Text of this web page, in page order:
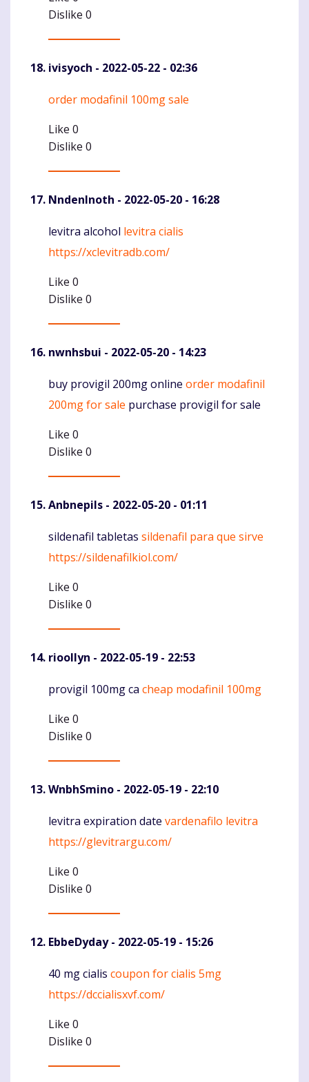
Dislike 0
ivisyoch - 2022-05-22 - 02:36
Komentaras
order modafinil 100mg sale
Like 0
Dislike 0
NndenInoth - 2022-05-20 - 16:28
Komentaras
levitra alcohol levitra cialis
https://xclevitradb.com/
Like 0
Dislike 0
nwnhsbui - 2022-05-20 - 14:23
Komentaras
buy provigil 200mg online order modafinil
200mg for sale purchase provigil for sale
Like 0
Dislike 0
Anbnepils - 2022-05-20 - 01:11
Komentaras
sildenafil tabletas sildenafil para que sirve
https://sildenafilkiol.com/
Like 0
Dislike 0
rioollyn - 2022-05-19 - 22:53
Komentaras
provigil 100mg ca cheap modafinil 100mg
Like 0
Dislike 0
WnbhSmino - 2022-05-19 - 22:10
Komentaras
levitra expiration date vardenafilo levitra
https://glevitrargu.com/
Like 0
Dislike 0
EbbeDyday- 2022-05-19 - 15:26
Komentaras
40 mg cialis coupon for cialis 5mg
https://dccialisxvf.com/
Like 0
Dislike 0